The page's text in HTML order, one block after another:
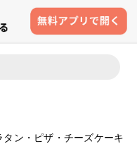
ン・ピザ・チーズケーキ